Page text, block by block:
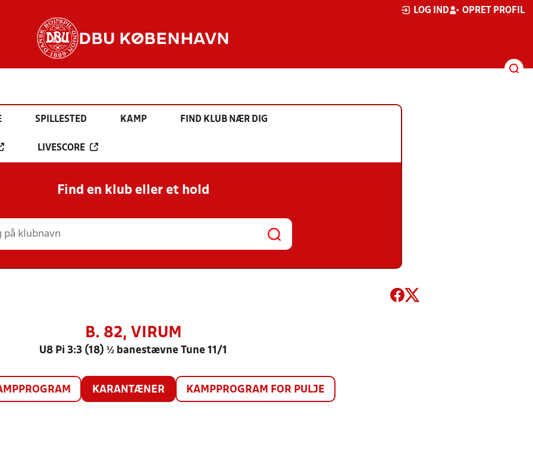
LOG IND OPRET PROFIL
DBU KØBENHAVN
SPILLESTED KAMP FIND KLUB NÆR DIG
LIVESCORE
Find en klub eller et hold
B. 82, VIRUM
U8 Pi 3:3 (18) ½ banestævne Tune 11/1
KARANTÆNER KAMPPROGRAM FOR PULJE